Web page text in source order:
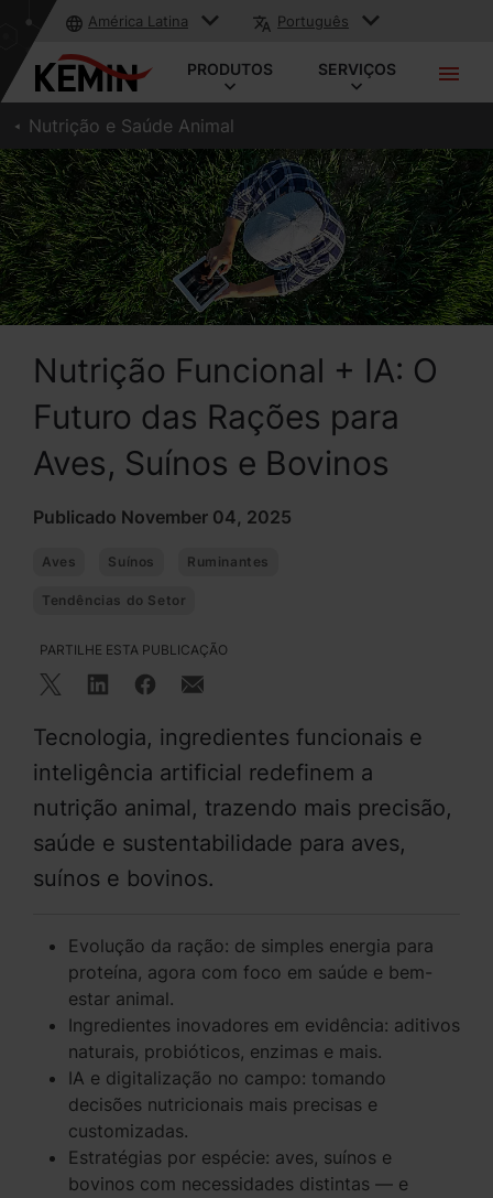
América Latina Português
PRODUTOS SERVIÇOS
Nutrição e Saúde Animal
Nutrição Funcional + IA: O
Futuro das Rações para
Aves, Suínos e Bovinos
Publicado November 04, 2025
Aves Suínos Ruminantes
Tendências do Setor
PARTILHE ESTA PUBLICAÇÃO
Tecnologia, ingredientes funcionais e
inteligência artificial redefinem a
nutrição animal, trazendo mais precisão,
saúde e sustentabilidade para aves,
suínos e bovinos.
Evolução da ração: de simples energia para
proteína, agora com foco em saúde e bem-
estar animal.
Ingredientes inovadores em evidência: aditivos
naturais, probióticos, enzimas e mais.
IA e digitalização no campo: tomando
decisões nutricionais mais precisas e
customizadas.
Estratégias por espécie: aves, suínos e
bovinos com necessidades distintas — e